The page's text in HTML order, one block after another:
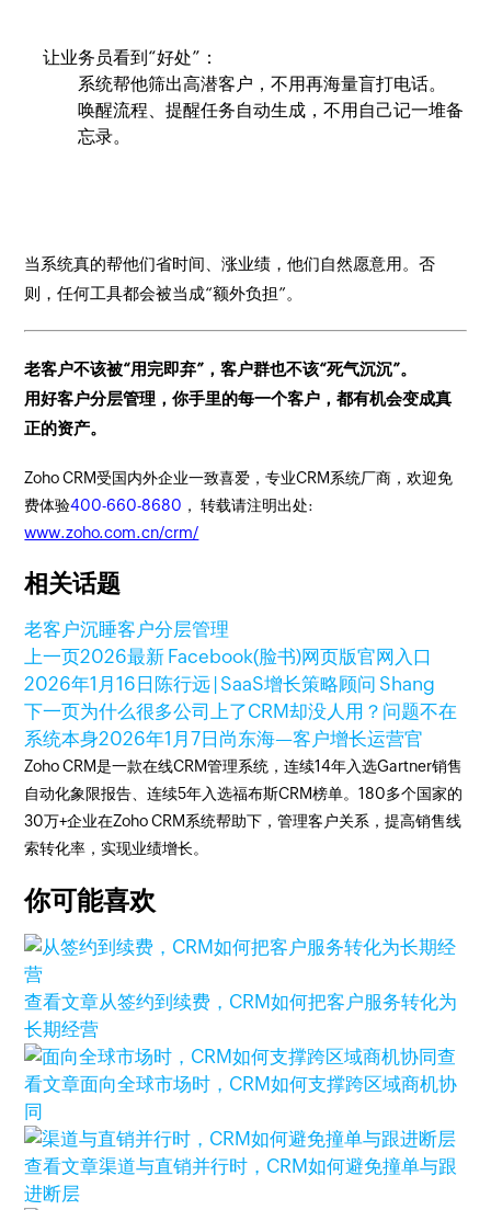
让业务员看到“好处”：
系统帮他筛出高潜客户，不用再海量盲打电话。
唤醒流程、提醒任务自动生成，不用自己记一堆备
忘录。
当系统真的帮他们省时间、涨业绩，他们自然愿意用。否
则，任何工具都会被当成“额外负担”。
老客户不该被“用完即弃”，客户群也不该“死气沉沉”。
用好客户分层管理，你手里的每一个客户，都有机会变成真
正的资产。
Zoho CRM受国内外企业一致喜爱，专业CRM系统厂商，欢迎免
费体验400-660-8680 ， 转载请注明出处:
www.zoho.com.cn/crm/
相关话题
老客户沉睡客户分层管理
上一页2026最新 Facebook(脸书)网页版官网入口
2026年1月16日 陈行远 | SaaS增长策略顾问 Shang
下一页为什么很多公司上了CRM却没人用？问题不在
系统本身2026年1月7日 尚东海—客户增长运营官
Zoho CRM是一款在线CRM管理系统，连续14年入选Gartner销售
自动化象限报告、连续5年入选福布斯CRM榜单。180多个国家的
30万+企业在Zoho CRM系统帮助下，管理客户关系，提高销售线
索转化率，实现业绩增长。
你可能喜欢
查看文章从签约到续费，CRM如何把客户服务转化为
长期经营
查
看文章面向全球市场时，CRM如何支撑跨区域商机协
同
查看文章渠道与直销并行时，CRM如何避免撞单与跟
进断层